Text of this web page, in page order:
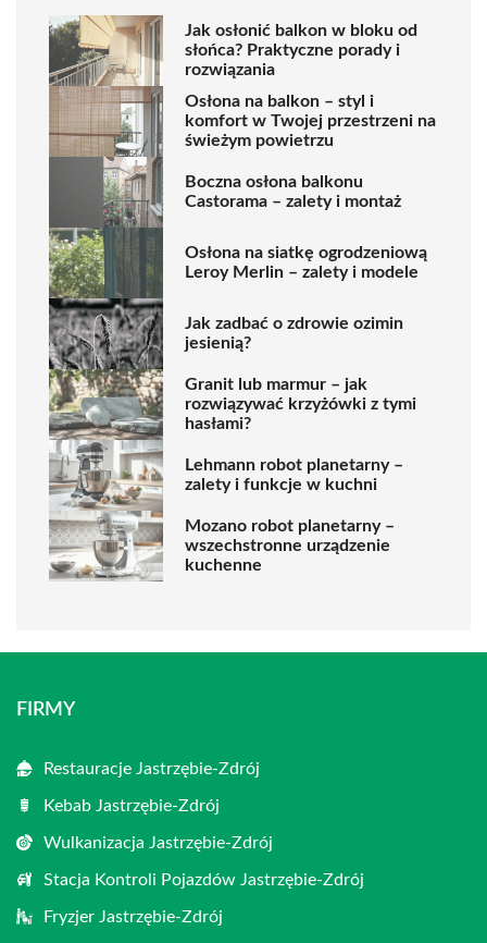
Jak osłonić balkon w bloku od
słońca? Praktyczne porady i
rozwiązania
Osłona na balkon – styl i
komfort w Twojej przestrzeni na
świeżym powietrzu
Boczna osłona balkonu
Castorama – zalety i montaż
Osłona na siatkę ogrodzeniową
Leroy Merlin – zalety i modele
Jak zadbać o zdrowie ozimin
jesienią?
Granit lub marmur – jak
rozwiązywać krzyżówki z tymi
hasłami?
Lehmann robot planetarny –
zalety i funkcje w kuchni
Mozano robot planetarny –
wszechstronne urządzenie
kuchenne
FIRMY
Restauracje Jastrzębie-Zdrój
Kebab Jastrzębie-Zdrój
Wulkanizacja Jastrzębie-Zdrój
Stacja Kontroli Pojazdów Jastrzębie-Zdrój
Fryzjer Jastrzębie-Zdrój